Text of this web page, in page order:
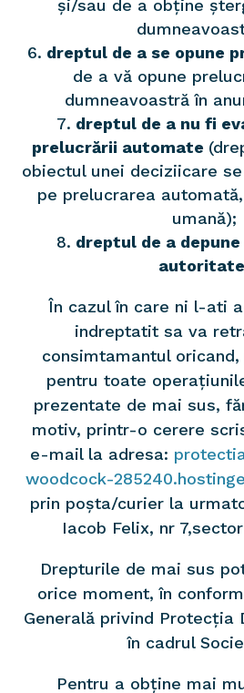
și/sau de a obține
dreptul de a se opune
de a vă opune
dumneavoastră în
dreptul de a nu fi
prelucrării automate
obiectul unei deciziicare
pe prelucrarea
umană);
dreptul de a
În cazul în care ni l-ati
indreptatit sa va
consimtamantul
pentru toate
prezentate de mai sus,
motiv, printr-o cerere
e-mail la adresa:
woodcock-
prin poșta/curier la
Iacob Felix, nr
Drepturile de mai sus
orice moment, în
Generală privind Protecția
în cadrul
Pentru a obține mai